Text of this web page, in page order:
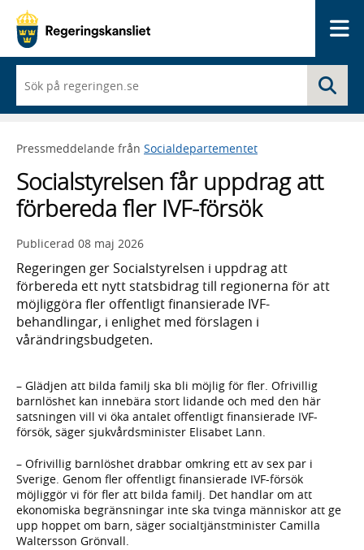
du
börjar
skriva
framträder
lista
med
sökförslag
Pressmeddelande från Socialdepartementet
Socialstyrelsen får uppdrag att
förbereda fler IVF-försök
Publicerad 08 maj 2026
Regeringen ger Socialstyrelsen i uppdrag att
förbereda ett nytt statsbidrag till regionerna för att
möjliggöra fler offentligt finansierade IVF-
behandlingar, i enlighet med förslagen i
vårändringsbudgeten.
– Glädjen att bilda familj ska bli möjlig för fler. Ofrivillig
barnlöshet kan innebära stort lidande och med den här
satsningen vill vi öka antalet offentligt finansierade IVF-
försök, säger sjukvårdsminister Elisabet Lann.
– Ofrivillig barnlöshet drabbar omkring ett av sex par i
Sverige. Genom fler offentligt finansierade IVF-försök
möjliggör vi för fler att bilda familj. Det handlar om att
ekonomiska begränsningar inte ska tvinga människor att ge
upp hoppet om barn, säger socialtjänstminister Camilla
Waltersson Grönvall.